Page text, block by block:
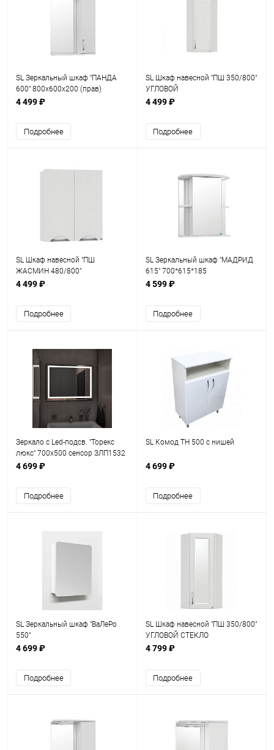
SL Зеркальный шкаф "ПАНДА
600" 800х600х200 (прав)
4 499 ₽
Подробнее
SL Шкаф навесной "ПШ 350/800"
УГЛОВОЙ
4 499 ₽
Подробнее
SL Шкаф навесной "ПШ
ЖАСМИН 480/800"
800х480х240
4 499 ₽
Подробнее
SL Зеркальный шкаф "МАДРИД
615" 700*615*185
4 599 ₽
Подробнее
Зеркало с Led-подсв. "Торекс
люкс" 700х500 сенсор ЗЛП1532
4 699 ₽
Подробнее
SL Комод ТН 500 с нишей
4 699 ₽
Подробнее
SL Зеркальный шкаф "ВаЛеРо
550"
4 699 ₽
Подробнее
SL Шкаф навесной "ПШ 350/800"
УГЛОВОЙ СТЕКЛО
4 799 ₽
Подробнее